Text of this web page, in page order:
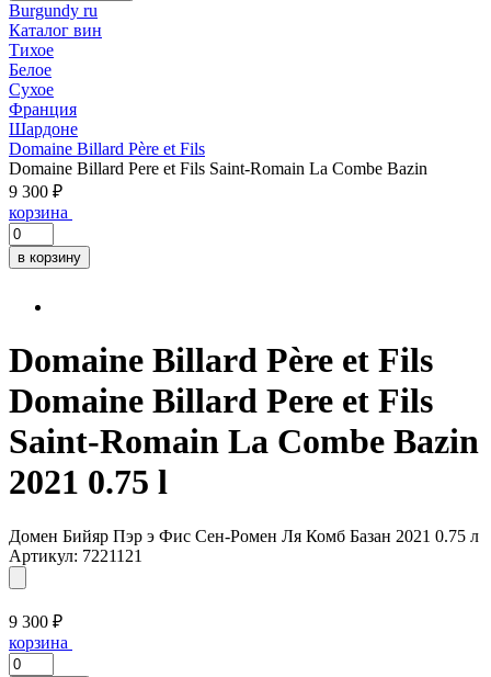
Burgundy ru
Каталог вин
Тихое
Белое
Сухое
Франция
Шардоне
Domaine Billard Père et Fils
Domaine Billard Pere et Fils Saint-Romain La Combe Bazin
9 300 ₽
корзина
в корзину
Domaine Billard Père et Fils
Domaine Billard Pere et Fils
Saint-Romain La Combe Bazin
2021 0.75 l
Домен Бийяр Пэр э Фис Сен-Ромен Ля Комб Базан 2021 0.75 л
Артикул: 7221121
9 300 ₽
корзина